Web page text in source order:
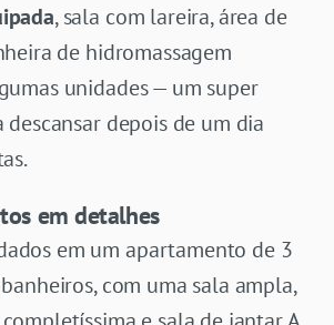
, sala com lareira, área de
de hidromassagem
unidades — um super
depois de um dia
em detalhes
em um apartamento de 3
com uma sala ampla,